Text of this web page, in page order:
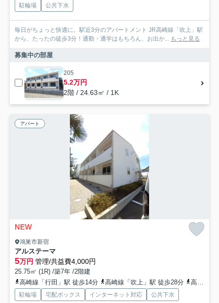
駐輪場 公共下水
毎日がちょっと快適に。駅近3分のアパートメント JR高崎線「吹上」駅
から、たったの徒歩3分！通勤・通学はもちろん、お出か...
もっと見る
募集中の部屋
205
5.2万円
2階 / 24.63㎡ / 1K
アパート
NEW
鴻巣市新宿
アルステーマ
5万円 管理/共益費4,000円
25.75㎡ (1R) /築7年 /2階建
高崎線「行田」駅 徒歩14分
高崎線「吹上」駅 徒歩28分 高崎線「熊谷」駅 徒歩69分
駐輪場 宅配ボックス インターネット対応 公共下水